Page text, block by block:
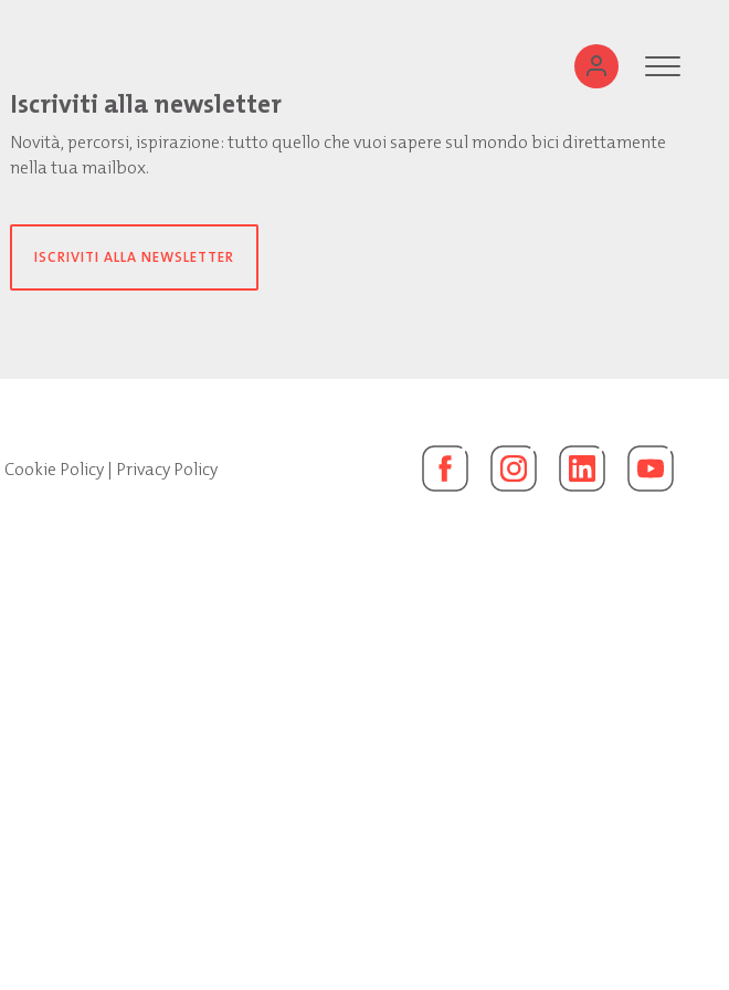
Iscriviti alla newsletter
Novità, percorsi, ispirazione: tutto quello che vuoi sapere sul mondo bici direttamente
nella tua mailbox.
ISCRIVITI ALLA NEWSLETTER
Cookie Policy| Privacy Policy